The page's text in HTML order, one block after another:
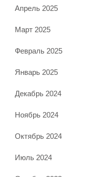
Апрель 2025
Март 2025
Февраль 2025
Январь 2025
Декабрь 2024
Ноябрь 2024
Октябрь 2024
Июль 2024